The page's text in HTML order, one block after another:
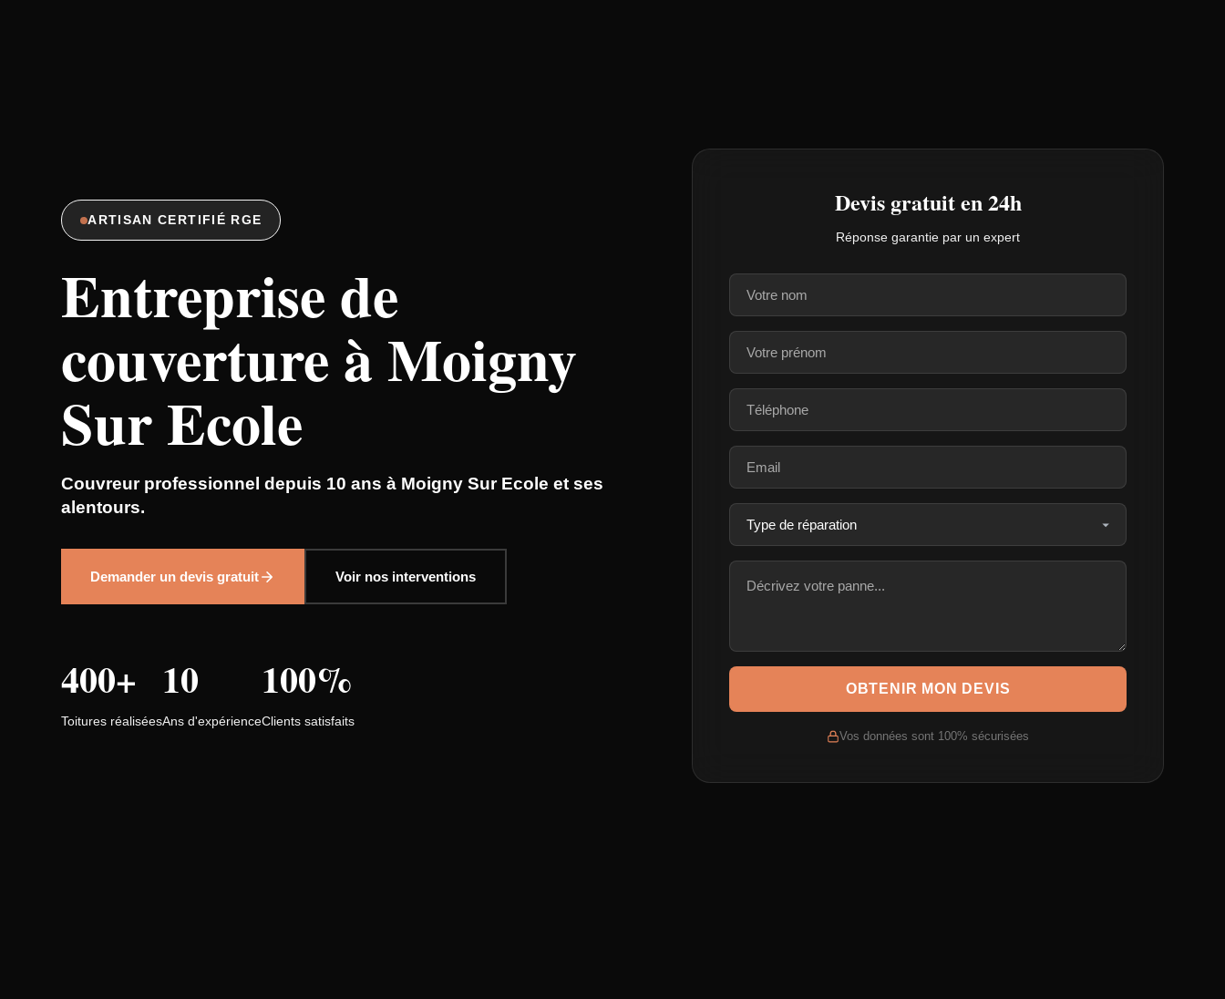
ARTISAN CERTIFIÉ RGE
Entreprise de
couverture à Moigny
Sur Ecole
Couvreur professionnel depuis 10 ans à Moigny Sur Ecole et ses
alentours.
Demander un devis gratuit Voir nos interventions
400+
Toitures réalisées
10
Ans d'expérience
100%
Clients satisfaits
Devis gratuit en 24h
Réponse garantie par un expert
OBTENIR MON DEVIS
Vos données sont 100% sécurisées